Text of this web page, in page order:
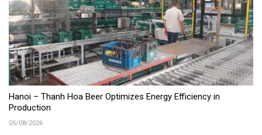
Hanoi – Thanh Hoa Beer Optimizes Energy Efficiency in
Production
05/08/2026